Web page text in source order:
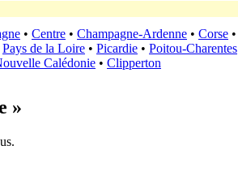
• Centre • Champagne-Ardenne • Corse •
Pays de la Loire • Picardie • Poitou-Charentes
Calédonie • Clipperton
»